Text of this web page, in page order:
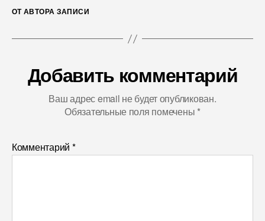
ОТ АВТОРА ЗАПИСИ
Добавить комментарий
Ваш адрес email не будет опубликован.
Обязательные поля помечены *
Комментарий *